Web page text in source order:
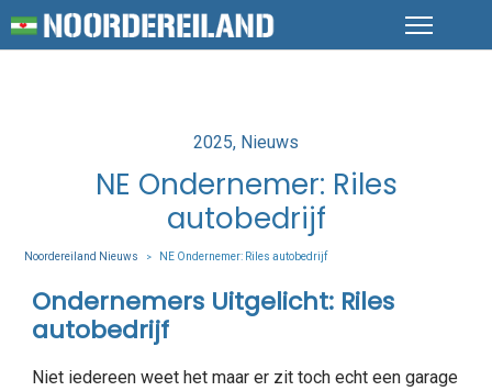
Posted
in
2025 Nieuws
NE Ondernemer: Riles
autobedrijf
Noordereiland Nieuws > NE Ondernemer: Riles autobedrijf
Ondernemers Uitgelicht: Riles
autobedrijf
Niet iedereen weet het maar er zit toch echt een garage